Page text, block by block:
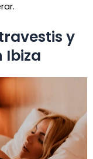
y
Ibiza